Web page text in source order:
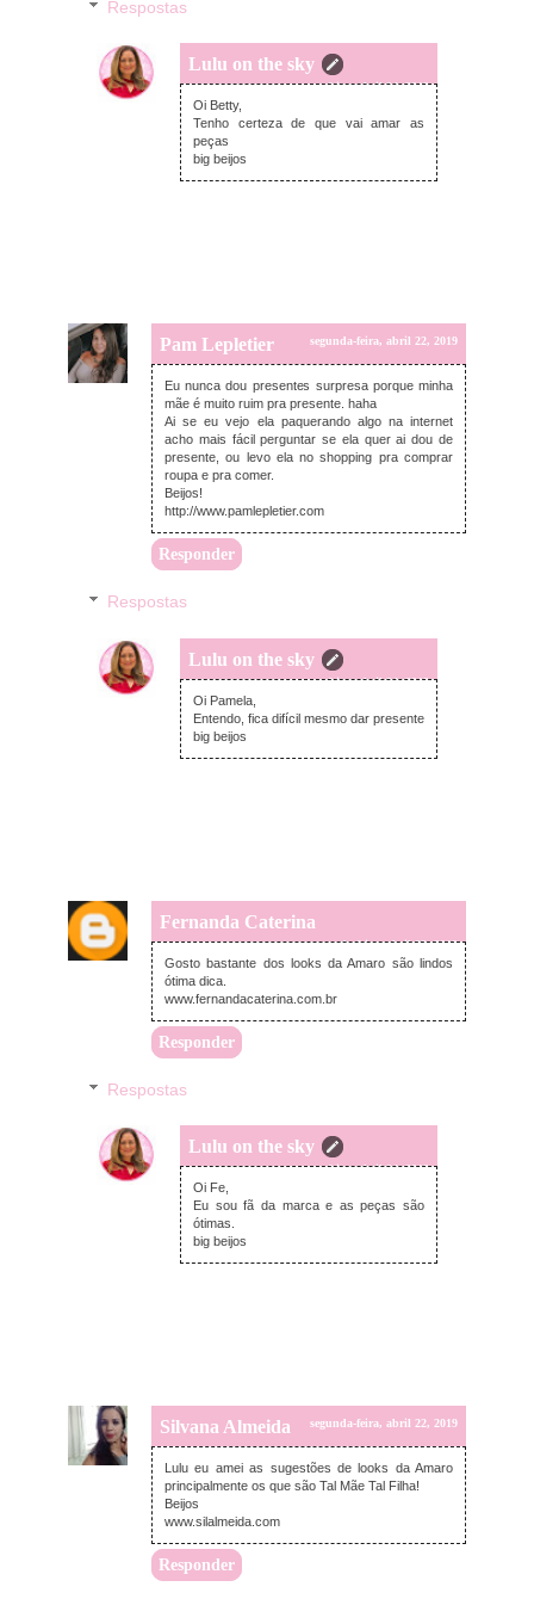
Respostas
Lulu on the sky
quarta-feira, abril 24, 2019
Oi Betty,
Tenho certeza de que vai amar as
peças
big beijos
Pam Lepletier segunda-feira, abril 22, 2019
Eu nunca dou presentes surpresa porque minha
mãe é muito ruim pra presente. haha
Ai se eu vejo ela paquerando algo na internet
acho mais fácil perguntar se ela quer ai dou de
presente, ou levo ela no shopping pra comprar
roupa e pra comer.
Beijos!
http://www.pamlepletier.com
Responder
Respostas
Lulu on the sky
quarta-feira, abril 24, 2019
Oi Pamela,
Entendo, fica difícil mesmo dar presente
big beijos
Fernanda Caterina
segunda-feira, abril 22, 2019
Gosto bastante dos looks da Amaro são lindos
ótima dica.
www.fernandacaterina.com.br
Responder
Respostas
Lulu on the sky
quarta-feira, abril 24, 2019
Oi Fe,
Eu sou fã da marca e as peças são
ótimas.
big beijos
Silvana Almeida segunda-feira, abril 22, 2019
Lulu eu amei as sugestões de looks da Amaro
principalmente os que são Tal Mãe Tal Filha!
Beijos
www.silalmeida.com
Responder